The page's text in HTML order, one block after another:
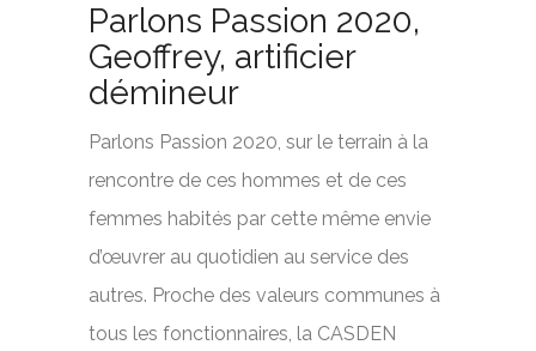
Parlons Passion 2020,
Geoffrey, artificier
démineur
Parlons Passion 2020, sur le terrain à la
rencontre de ces hommes et de ces
femmes habités par cette même envie
d’œuvrer au quotidien au service des
autres. Proche des valeurs communes à
tous les fonctionnaires, la CASDEN